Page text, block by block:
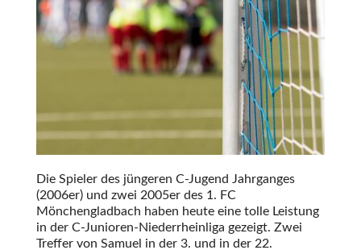
Die Spieler des jüngeren C-Jugend Jahrganges
(2006er) und zwei 2005er des 1. FC
Mönchengladbach haben heute eine tolle Leistung
in der C-Junioren-Niederrheinliga gezeigt. Zwei
Treffer von Samuel in der 3. und in der 22.